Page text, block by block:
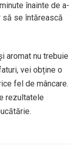
înainte de a-
să se întărească
aromat nu trebuie
vei obține o
fel de mâncare.
rezultatele